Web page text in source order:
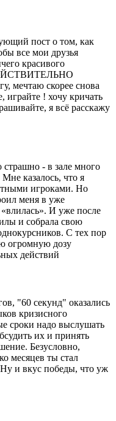
пост о том, как
все мои друзья
красивого
ДЕЙСТВИТЕЛЬНО
мечтаю скорее снова
играйте ! хочу кричать
я всё расскажу
страшно - в зале много
казалось, что я
игроками. Но
меня в уже
И уже после
и собрала свою
С тех пор
огромную дозу
действий
"60 секунд" оказались
кризисного
сроки надо выслушать
их и принять
Безусловно,
месяцев ты стал
Ну и вкус победы, что уж